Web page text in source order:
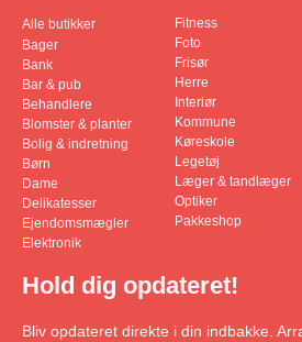
Alle butikker
Bager
Bank
Bar & pub
Behandlere
Blomster & planter
Bolig & indretning
Børn
Dame
Delikatesser
Ejendomsmægler
Elektronik
Fitness
Foto
Frisør
Herre
Interiør
Kommune
Køreskole
Legetøj
Læger & tandlæger
Optiker
Pakkeshop
Hold dig opdateret!
Bliv opdateret direkte i din indbakke.